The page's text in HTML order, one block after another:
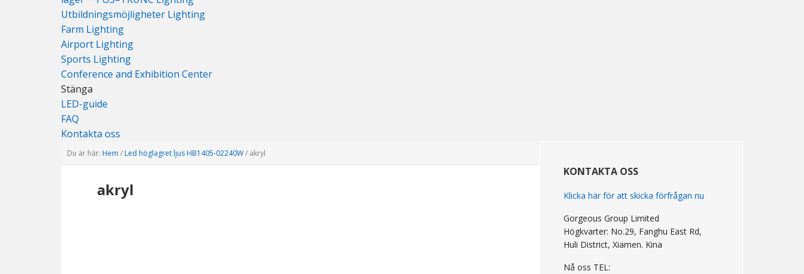
Utbildningsmöjligheter Lighting
Farm Lighting
Airport Lighting
Sports Lighting
Conference and Exhibition Center
Stänga
LED-guide
FAQ
Kontakta oss
Du är här: Hem / Led höglagret ljus HB1405-02240W/ akryl
akryl
Sidebar
KONTAKTA OSS
Klicka här för att skicka förfrågan nu
Gorgeous Group Limited
Högkvarter: No.29, Fanghu East Rd,
Huli District, Xiamen. Kina
Nå oss TEL: